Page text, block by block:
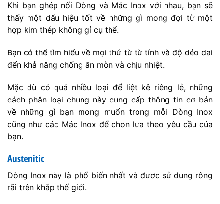
Khi bạn ghép nối Dòng và Mác Inox với nhau, bạn sẽ
thấy một dấu hiệu tốt về những gì mong đợi từ một
hợp kim thép không gỉ cụ thể.
Bạn có thể tìm hiểu về mọi thứ từ từ tính và độ dẻo dai
đến khả năng chống ăn mòn và chịu nhiệt.
Mặc dù có quá nhiều loại để liệt kê riêng lẻ, những
cách phân loại chung này cung cấp thông tin cơ bản
về những gì bạn mong muốn trong mỗi Dòng Inox
cũng như các Mác Inox để chọn lựa theo yêu cầu của
bạn.
Austenitic
Dòng Inox này là phổ biến nhất và được sử dụng rộng
rãi trên khắp thế giới.